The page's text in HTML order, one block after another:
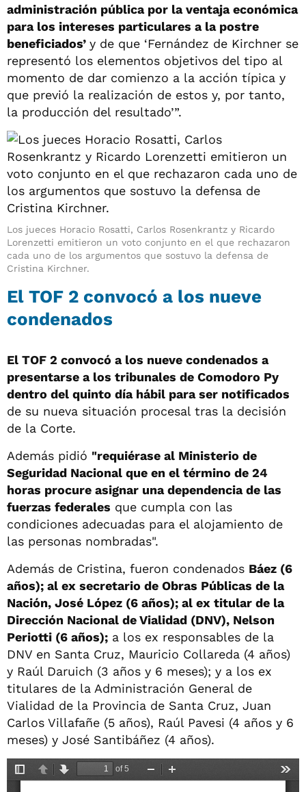
administración pública por la ventaja económica
para los intereses particulares a la postre
beneficiados’ y de que ‘Fernández de Kirchner se
representó los elementos objetivos del tipo al
momento de dar comienzo a la acción típica y
que previó la realización de estos y, por tanto,
la producción del resultado’”.
Los jueces Horacio Rosatti, Carlos Rosenkrantz y Ricardo
Lorenzetti emitieron un voto conjunto en el que rechazaron
cada uno de los argumentos que sostuvo la defensa de
Cristina Kirchner.
El TOF 2 convocó a los nueve
condenados
El TOF 2 convocó a los nueve condenados a
presentarse a los tribunales de Comodoro Py
dentro del quinto día hábil para ser notificados
de su nueva situación procesal tras la decisión
de la Corte.
Además pidió "requiérase al Ministerio de
Seguridad Nacional que en el término de 24
horas procure asignar una dependencia de las
fuerzas federales que cumpla con las
condiciones adecuadas para el alojamiento de
las personas nombradas".
Además de Cristina, fueron condenados Báez (6
años); al ex secretario de Obras Públicas de la
Nación, José López (6 años); al ex titular de la
Dirección Nacional de Vialidad (DNV), Nelson
Periotti (6 años); a los ex responsables de la
DNV en Santa Cruz, Mauricio Collareda (4 años)
y Raúl Daruich (3 años y 6 meses); y a los ex
titulares de la Administración General de
Vialidad de la Provincia de Santa Cruz, Juan
Carlos Villafañe (5 años), Raúl Pavesi (4 años y 6
meses) y José Santibáñez (4 años).